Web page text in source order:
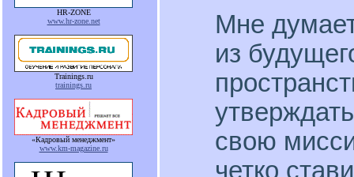
HR-ZONE
www.hr-zone.net
Trainings.ru
trainings.ru
«Кадровый менеджмент»
www.km-magazine.ru
Мне
из
свою
четко